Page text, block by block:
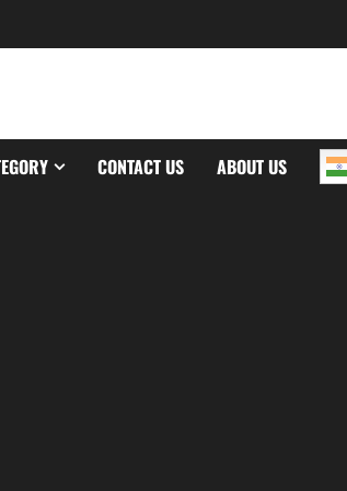
CONTACT US ABOUT US